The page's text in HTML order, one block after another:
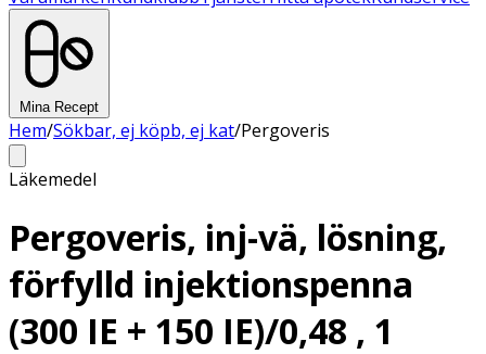
Mina Recept
Hem/Sökbar, ej köpb, ej kat/Pergoveris
Läkemedel
Pergoveris, inj-vä, lösning,
förfylld injektionspenna
(300 IE + 150 IE)/0,48 , 1